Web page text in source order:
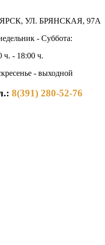
УЛ. БРЯНСКАЯ, 97А
- Суббота:
ч. - 18:00 ч.
- выходной
8(391) 280-52-76